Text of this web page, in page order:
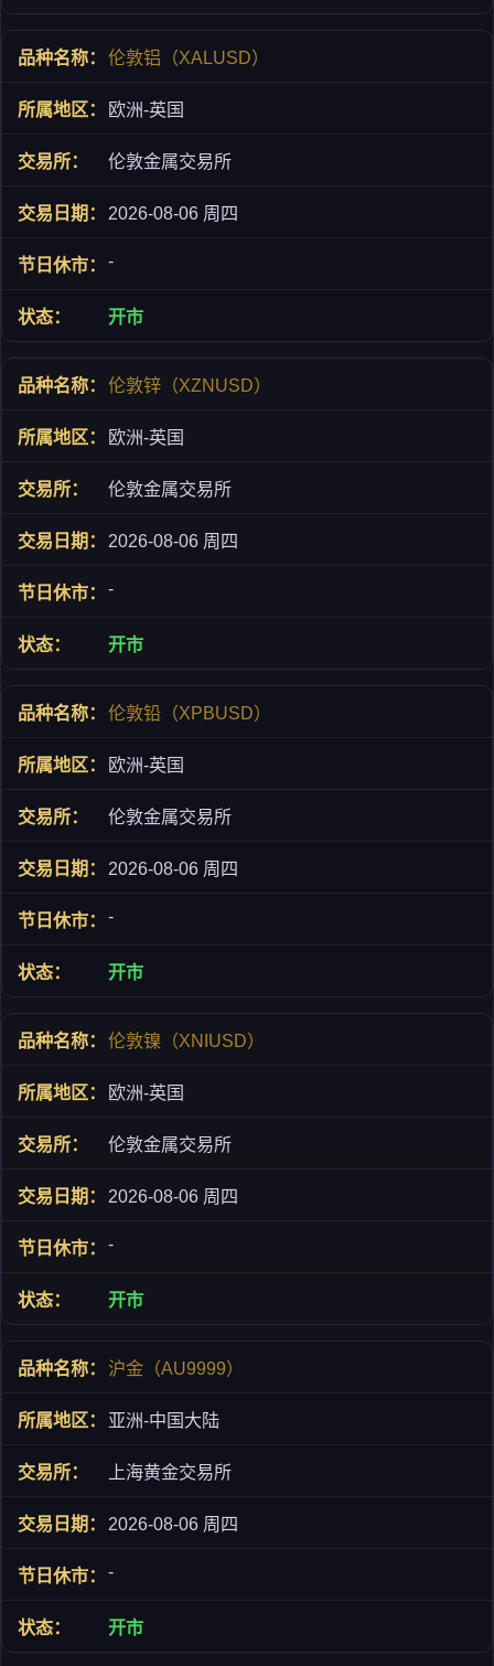
伦敦铝（XALUSD）
欧洲-英国
伦敦金属交易所
2026-08-06 周四
-
开市
伦敦锌（XZNUSD）
欧洲-英国
伦敦金属交易所
2026-08-06 周四
-
开市
伦敦铅（XPBUSD）
欧洲-英国
伦敦金属交易所
2026-08-06 周四
-
开市
伦敦镍（XNIUSD）
欧洲-英国
伦敦金属交易所
2026-08-06 周四
-
开市
沪金（AU9999）
亚洲-中国大陆
上海黄金交易所
2026-08-06 周四
-
开市